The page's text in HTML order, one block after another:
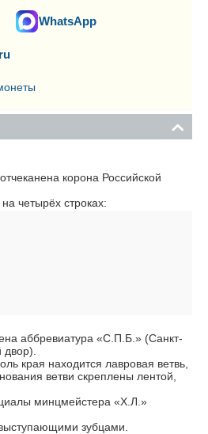
WhatsApp
корона Российской
четырёх строках:
аббревиатура «С.П.Б.» (Санкт-
края находится лавровая ветвь,
ветви скреплены лентой,
минцмейстера «Х.Л.»
зубцами.